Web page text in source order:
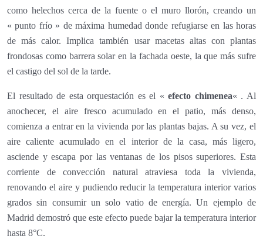
como helechos cerca de la fuente o el muro llorón, creando un
« punto frío » de máxima humedad donde refugiarse en las horas
de más calor. Implica también usar macetas altas con plantas
frondosas como barrera solar en la fachada oeste, la que más sufre
el castigo del sol de la tarde.
El resultado de esta orquestación es el «efecto chimenea« . Al
anochecer, el aire fresco acumulado en el patio, más denso,
comienza a entrar en la vivienda por las plantas bajas. A su vez, el
aire caliente acumulado en el interior de la casa, más ligero,
asciende y escapa por las ventanas de los pisos superiores. Esta
corriente de convección natural atraviesa toda la vivienda,
renovando el aire y pudiendo reducir la temperatura interior varios
grados sin consumir un solo vatio de energía. Un ejemplo de
Madrid demostró que este efecto puede bajar la temperatura interior
hasta 8°C.